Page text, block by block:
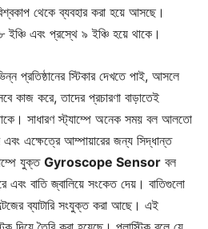
থেকে ব্যবহার করা হয়ে আসছে।
ইঞ্চি এবং প্রস্থে ৯ ইঞ্চি হয়ে থাকে।
প্রতিষ্ঠানের স্টিকার দেখতে পাই, আসলে
কাজ করে, তাদের প্রচারণা বাড়াতেই
থাকে। সাধারণ স্ট্যাম্পে অনেক সময় বল আলতো
এক্ষেত্রে আম্পায়ারের জন্য সিদ্ধান্ত
যুক্ত Gyroscope Sensor বল
এবং বাতি জ্বালিয়ে সংকেত দেয়। বাতিগুলো
ব্যাটারি সংযুক্ত করা আছে। এই